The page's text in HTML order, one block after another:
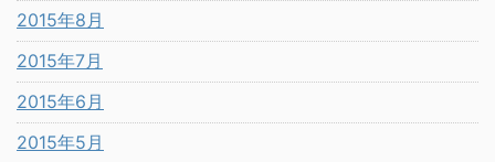
2015年8月
2015年7月
2015年6月
2015年5月